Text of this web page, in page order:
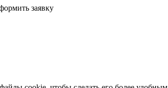
заявку